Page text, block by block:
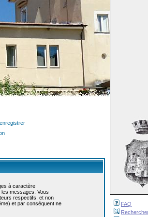
FAQ
à caractère
messages. Vous
respectifs, et non
et par conséquent ne